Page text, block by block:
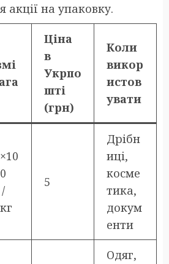
акції на упаковку.
Ціна
в
Укрпо
шті
(грн)
Коли
викор
истов
увати
5
Дрібн
иці,
косме
тика,
докум
енти
Одяг,